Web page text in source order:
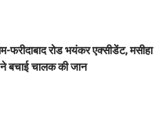
फरीदाबाद रोड भयंकर एक्सीडेंट,
बचाई चालक की जान